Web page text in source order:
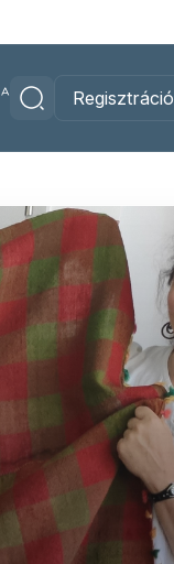
Regisztráció